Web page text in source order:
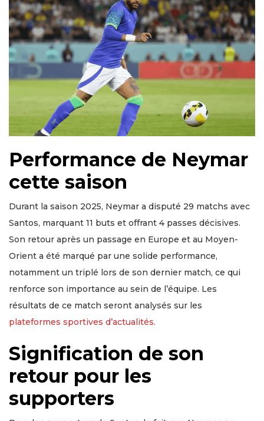
Performance de Neymar
cette saison
Durant la saison 2025, Neymar a disputé 29 matchs avec
Santos, marquant 11 buts et offrant 4 passes décisives.
Son retour après un passage en Europe et au Moyen-
Orient a été marqué par une solide performance,
notamment un triplé lors de son dernier match, ce qui
renforce son importance au sein de l’équipe. Les
résultats de ce match seront analysés sur les
plateformes sportives d’actualités.
Signification de son
retour pour les
supporters